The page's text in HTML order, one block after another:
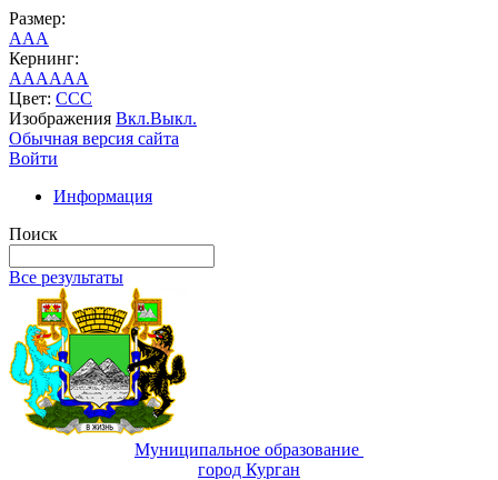
Размер:
AAA
Кернинг:
AAAAAA
Цвет: CCC
Изображения Вкл.Выкл.
Обычная версия сайта
Войти
Информация
Поиск
Все результаты
Муниципальное образование
город Курган